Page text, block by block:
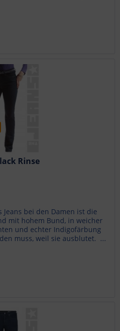
Rinse
Jeans bei den Damen ist die
mit hohem Bund, in weicher
und echter Indigofärbung
muss, weil sie ausblutet. ...